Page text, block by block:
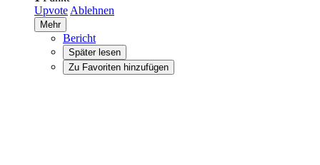
Upvote Ablehnen
Mehr
Bericht
Später lesen
Zu Favoriten hinzufügen